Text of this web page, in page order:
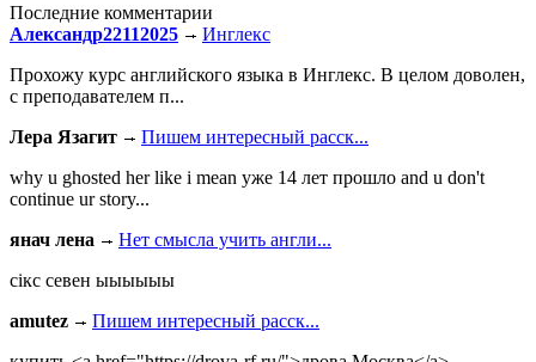
Последние комментарии
Александр22112025
Инглекс
Прохожу курс английского языка в Инглекс. В целом доволен,
с преподавателем п...
Лера Язагит
Пишем интересный расск...
why u ghosted her like i mean уже 14 лет прошло and u don't
continue ur story...
янач лена
Нет смысла учить англи...
сiкс севен ыыыыыы
amutez
Пишем интересный расск...